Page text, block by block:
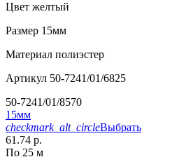
Цвет желтый
Размер 15мм
Материал полиэстер
Артикул 50-7241/01/6825
50-7241/01/8570
15мм
checkmark_alt_circleВыбрать
61.74 р.
По 25 м